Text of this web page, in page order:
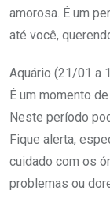
amorosa. É um
até você,
Aquário (21/01 a
É um momento
Neste período
Fique alerta,
cuidado com os
problemas ou